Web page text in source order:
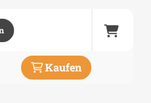
Kaufen